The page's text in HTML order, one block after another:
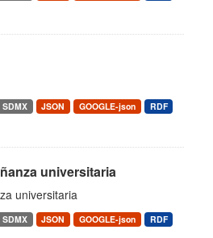
SDMX JSON GOOGLE-json
RDF
universitaria
universitaria
SDMX JSON GOOGLE-json
RDF